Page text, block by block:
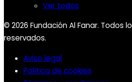
Ver todos
© 2026 Fundación Al Fanar. Todos
reservados.
Aviso legal
Política de cookies